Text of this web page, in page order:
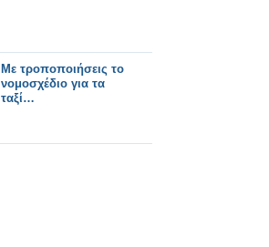
Με τροποποιήσεις το
νομοσχέδιο για τα
ταξί…